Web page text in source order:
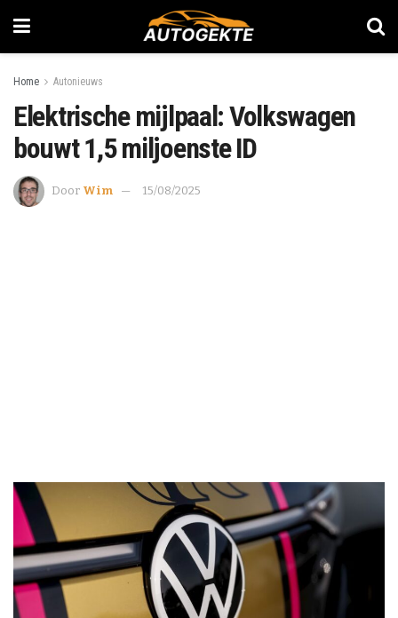
Home Autonieuws
Elektrische mijlpaal: Volkswagen
bouwt 1,5 miljoenste ID
Door Wim 15/08/2025